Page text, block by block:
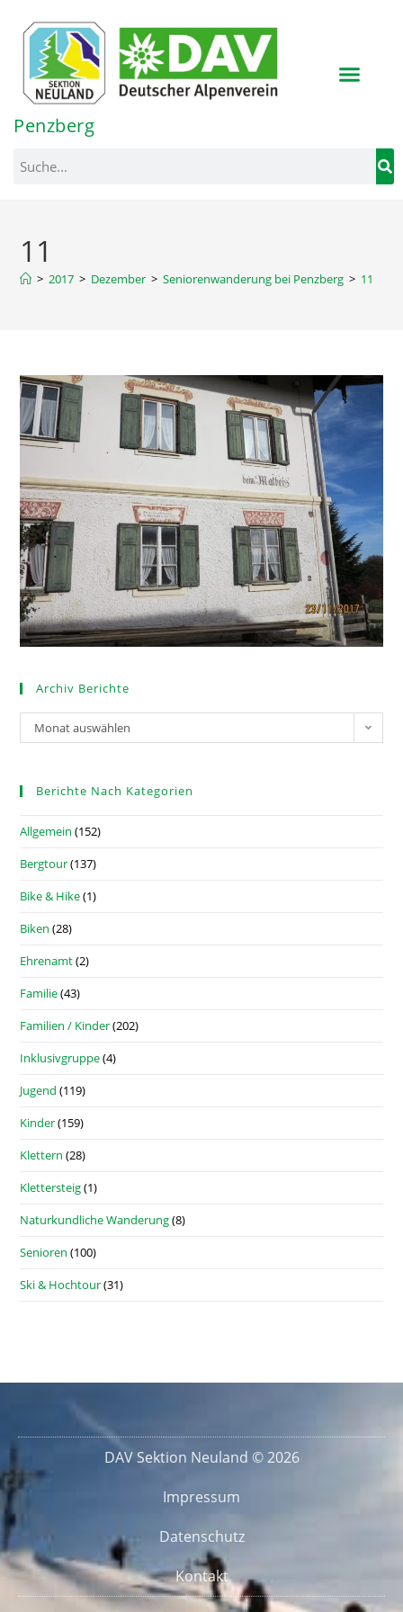
springen
Penzberg
11
> 2017 > Dezember > Seniorenwanderung bei Penzberg > 11
Archiv Berichte
Monat auswählen
Berichte Nach Kategorien
Allgemein (152)
Bergtour(137)
Bike & Hike(1)
Biken (28)
Ehrenamt(2)
Familie(43)
Familien / Kinder(202)
Inklusivgruppe(4)
Jugend (119)
Kinder(159)
Klettern (28)
Klettersteig(1)
Naturkundliche Wanderung(8)
Senioren (100)
Ski & Hochtour(31)
DAV Sektion Neuland © 2026
Impressum
Datenschutz
Kontakt